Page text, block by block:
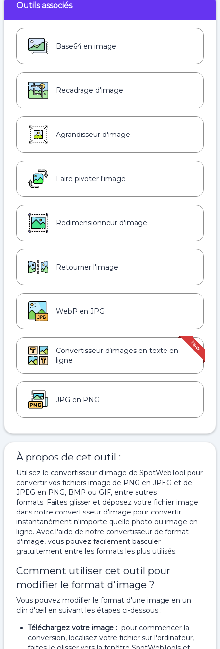
Outils associés
Base64 en image
Recadrage d'image
Agrandisseur d'image
Faire pivoter l'image
Redimensionneur d'image
Retourner l'image
WebP en JPG
Convertisseur d’images en texte en
ligne
JPG en PNG
À propos de cet outil :
Utilisez le convertisseur d'image de SpotWebTool pour
convertir vos fichiers image de PNG en JPEG et de
JPEG en PNG, BMP ou GIF, entre autres
formats. Faites glisser et déposez votre fichier image
dans notre convertisseur d'image pour convertir
instantanément n'importe quelle photo ou image en
ligne. Avec l'aide de notre convertisseur de format
d'image, vous pouvez facilement basculer
gratuitement entre les formats les plus utilisés.
Comment utiliser cet outil pour
modifier le format d'image ?
Vous pouvez modifier le format d'une image en un
clin d'œil en suivant les étapes ci-dessous :
Téléchargez votre image : pour commencer la
conversion, localisez votre fichier sur l'ordinateur,